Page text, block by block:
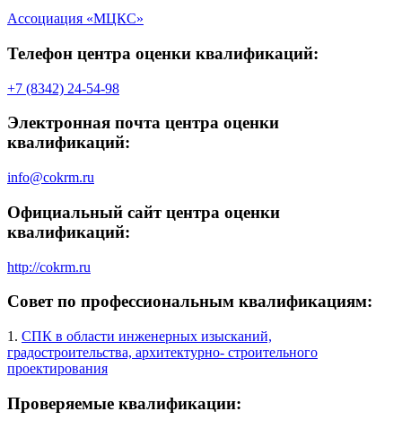
Ассоциация «МЦКС»
Телефон центра оценки квалификаций:
+7 (8342) 24-54-98
Электронная почта центра оценки
квалификаций:
info@cokrm.ru
Официальный сайт центра оценки
квалификаций:
http://cokrm.ru
Совет по профессиональным квалификациям:
1. СПК в области инженерных изысканий,
градостроительства, архитектурно- строительного
проектирования
Проверяемые квалификации: